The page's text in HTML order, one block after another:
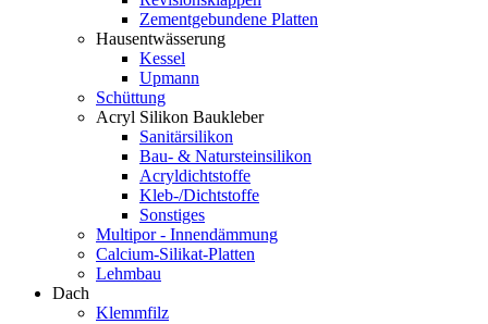
Zementgebundene Platten
Hausentwässerung
Kessel
Upmann
Schüttung
Acryl Silikon Baukleber
Sanitärsilikon
Bau- & Natursteinsilikon
Acryldichtstoffe
Kleb-/Dichtstoffe
Sonstiges
Multipor - Innendämmung
Calcium-Silikat-Platten
Lehmbau
Dach
Klemmfilz